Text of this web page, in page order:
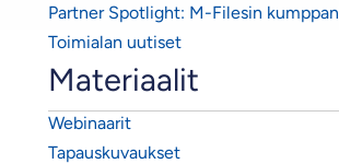
Partner Spotlight: M-Filesin
Toimialan uutiset
Materiaalit
Webinaarit
Tapauskuvaukset